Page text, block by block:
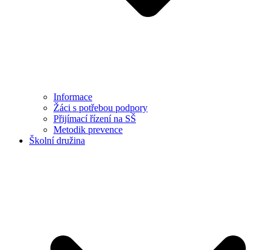
Informace
Žáci s potřebou podpory
Přijímací řízení na SŠ
Metodik prevence
Školní družina